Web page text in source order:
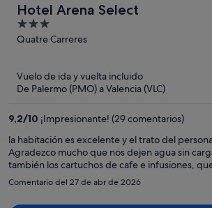
Hotel Arena Select
3
out
5
Quatre Carreres
Vuelo de ida y vuelta incluido
De Palermo (PMO) a Valencia (VLC)
9,2/10 ¡Impresionante! (29 comentarios)
la habitación es excelente y el trato del
Agradezco mucho que nos dejen agua sin
también los cartuchos de cafe e infusiones,
cuando llegas al hotel.
Comentario del 27 de abr de 2026